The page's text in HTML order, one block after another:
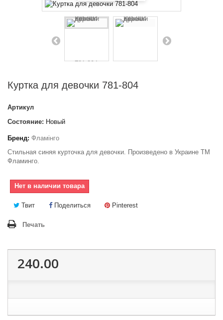
Куртка для девочки 781-804
Артикул
Состояние: Новый
Бренд: Фламінго
Стильная синяя курточка для девочки. Произведено в Украине ТМ
Фламинго.
Нет в наличии товара
Твит Поделиться Pinterest
Печать
240.00